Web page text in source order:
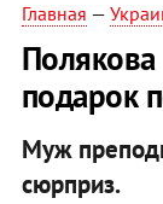
Главная —
подарок
Муж
сюрприз.